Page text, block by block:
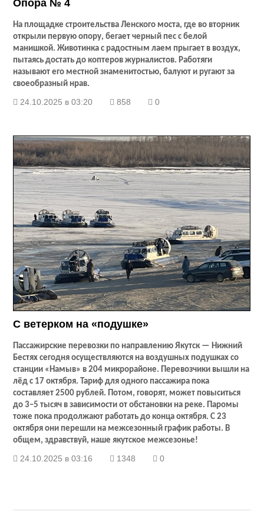
Опора № 4
На площадке строительства Ленского моста, где во вторник
открыли первую опору, бегает черный пес с белой
манишкой. Животинка с радостным лаем прыгает в воздух,
пытаясь достать до коптеров журналистов. Работяги
называют его местной знаменитостью, балуют и ругают за
своеобразный нрав.
24.10.2025 в 03:20 858 0
С ветерком на «подушке»
Пассажирские перевозки по направлению Якутск — Нижний
Бестях сегодня осуществляются на воздушных подушках со
станции «Намыв» в 204 микрорайоне. Перевозчики вышли на
лёд с 17 октября. Тариф для одного пассажира пока
составляет 2500 рублей. Потом, говорят, может повыситься
до 3–5 тысяч в зависимости от обстановки на реке. Паромы
тоже пока продолжают работать до конца октября. С 23
октября они перешли на межсезонный график работы. В
общем, здравствуй, наше якутское межсезонье!
24.10.2025 в 03:16 1348 0